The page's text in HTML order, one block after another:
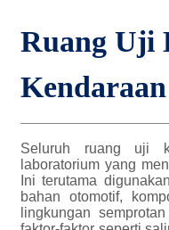
Ruang Uji
Kendaraan